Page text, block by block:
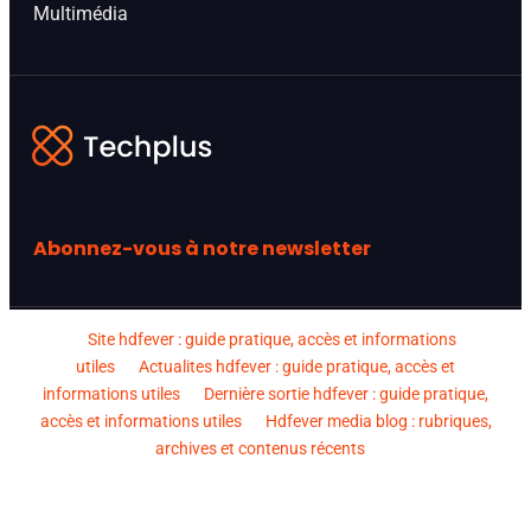
Multimédia
Abonnez-vous à notre newsletter
Site hdfever : guide pratique, accès et informations
utiles
Actualites hdfever : guide pratique, accès et
informations utiles
Dernière sortie hdfever : guide pratique,
accès et informations utiles
Hdfever media blog : rubriques,
archives et contenus récents